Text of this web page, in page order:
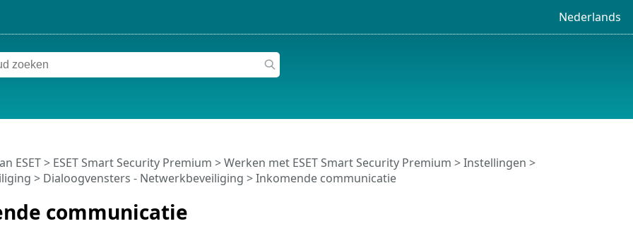
Nederlands
communicatie
ESET> ESET Smart Security Premium >Werken met ESET Smart Security Premium >Instellingen >
> Dialoogvensters - Netwerkbeveiliging > Inkomende communicatie